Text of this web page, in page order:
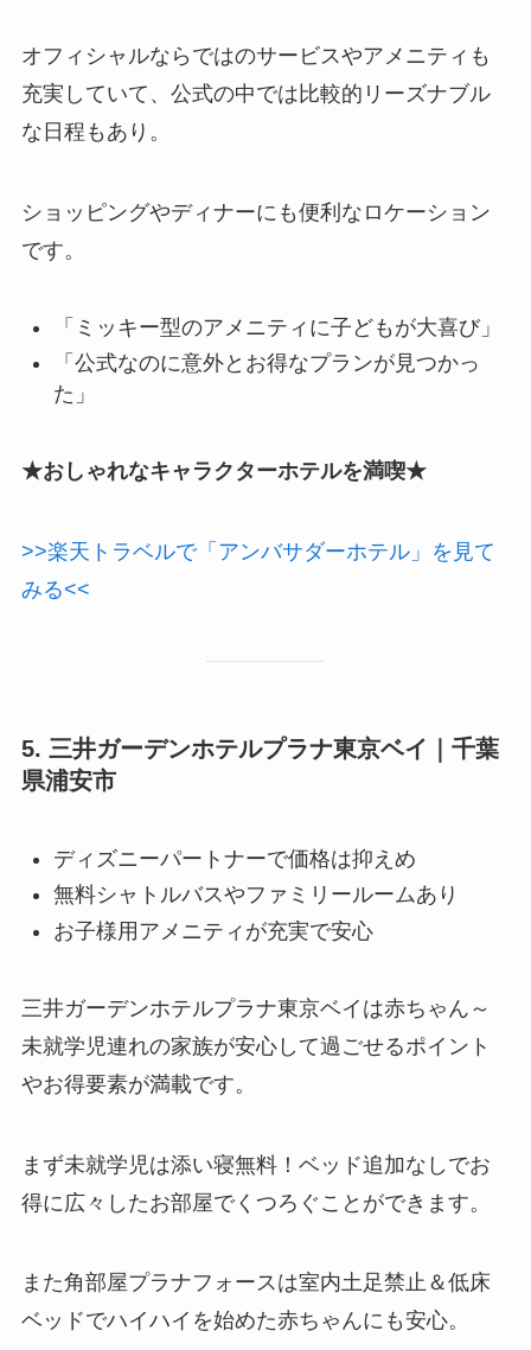
オフィシャルならではのサービスやアメニティも
充実していて、公式の中では比較的リーズナブル
な日程もあり。
ショッピングやディナーにも便利なロケーション
です。
「ミッキー型のアメニティに子どもが大喜び」
「公式なのに意外とお得なプランが見つかっ
た」
★おしゃれなキャラクターホテルを満喫★
>>楽天トラベルで「アンバサダーホテル」を見て
みる<<
5. 三井ガーデンホテルプラナ東京ベイ｜千葉
県浦安市
ディズニーパートナーで価格は抑えめ
無料シャトルバスやファミリールームあり
お子様用アメニティが充実で安心
三井ガーデンホテルプラナ東京ベイは赤ちゃん～
未就学児連れの家族が安心して過ごせるポイント
やお得要素が満載です。
まず未就学児は添い寝無料！ベッド追加なしでお
得に広々したお部屋でくつろぐことができます。
また角部屋プラナフォースは室内土足禁止＆低床
ベッドでハイハイを始めた赤ちゃんにも安心。